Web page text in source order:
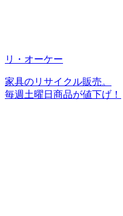
リ・オーケー
家具のリサイクル販売。
毎週土曜日商品が値下げ！